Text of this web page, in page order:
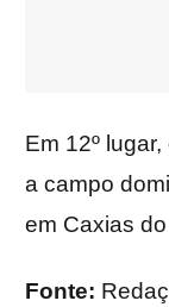
Em 12º
a campo
em Caxias
Fonte: